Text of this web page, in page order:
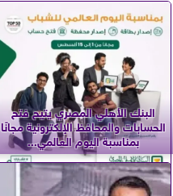
البنك الأهلي المصري يتيح فتح
الحسابات والمحافظ الإلكترونية مجانًا
بمناسبة اليوم العالمي...